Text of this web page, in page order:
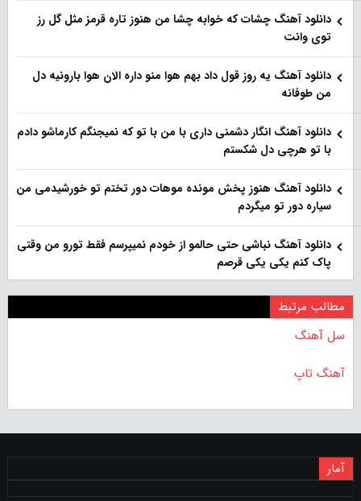
دانلود آهنگ چشات که خوابه چشا من هنوز تاره قرمز مثل گل رز
توی وانت
دانلود آهنگ یه روز قول داد بهم هوا منو داره الان هوا بارونیه دل
من طوفانه
دانلود آهنگ انگار دشمنی داری با من با تو که نمیجنگم کارماشو دادم
با تو هرچی دل شکستم
دانلود آهنگ هنوز پخش مونده موهات دور تختم تو خورشیدمی من
سیاره دور تو میگردم
دانلود آهنگ نباشی حتی حالمو از خودم نمیپرسم فقط تورو من وقتی
پاک کنم یکی یکی قرصم
مطالب مرتبط
سل آهنگ
آهنگ تاپ
آمار